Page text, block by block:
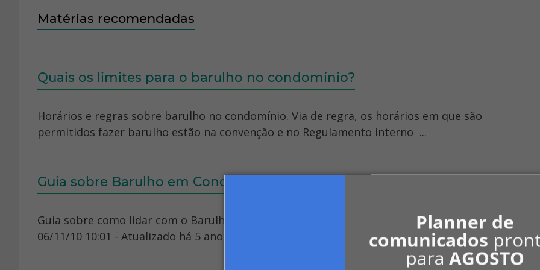
Planner de
comunicados
paraAGOSTO
Matérias recomendadas
Quais os limites para o barulho no condomínio?
Horários e regras sobre barulho no condomínio. Via de regra, os horários em que são
permitidos fazer barulho estão na convenção e no Regulamento interno ...
Guia sobre Barulho em Condomínios - Introdução
Guia sobre como lidar com o Barulho em condomínios. Por Mariana Ribeiro Desimone.
06/11/10 10:01 - Atualizado há 5 anos.